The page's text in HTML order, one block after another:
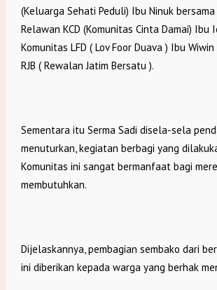
(Keluarga Sehati Peduli) Ibu Ninuk bersama
Relawan KCD (Komunitas Cinta Damai) Ibu
Komunitas LFD ( Lov Foor Duava ) Ibu
RJB ( Rewalan Jatim Bersatu ).
Sementara itu Serma Sadi disela-sela
menuturkan, kegiatan berbagi yang
Komunitas ini sangat bermanfaat bagi
membutuhkan.
Dijelaskannya, pembagian sembako dari
ini diberikan kepada warga yang berhak